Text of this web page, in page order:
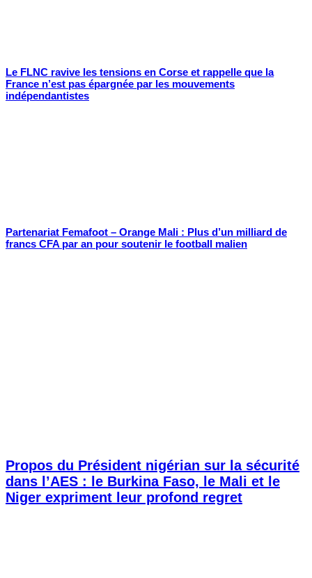
Le FLNC ravive les tensions en Corse et rappelle que la
France n’est pas épargnée par les mouvements
indépendantistes
Partenariat Femafoot – Orange Mali : Plus d’un milliard de
francs CFA par an pour soutenir le football malien
Propos du Président nigérian sur la sécurité
dans l’AES : le Burkina Faso, le Mali et le
Niger expriment leur profond regret